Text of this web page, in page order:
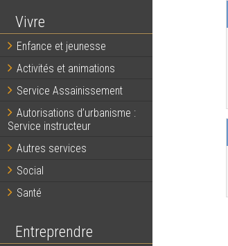
Vivre
Enfance et jeunesse
Activités et animations
Service Assainissement
Autorisations d’urbanisme :
Service instructeur
Autres services
Social
Santé
Entreprendre